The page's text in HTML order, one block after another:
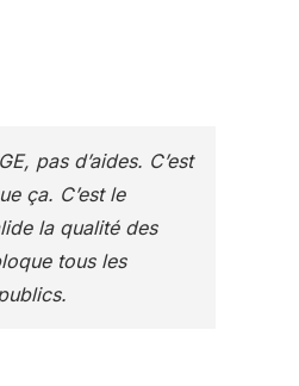
pas d’aides. C’est
ça. C’est le
la qualité des
tous les